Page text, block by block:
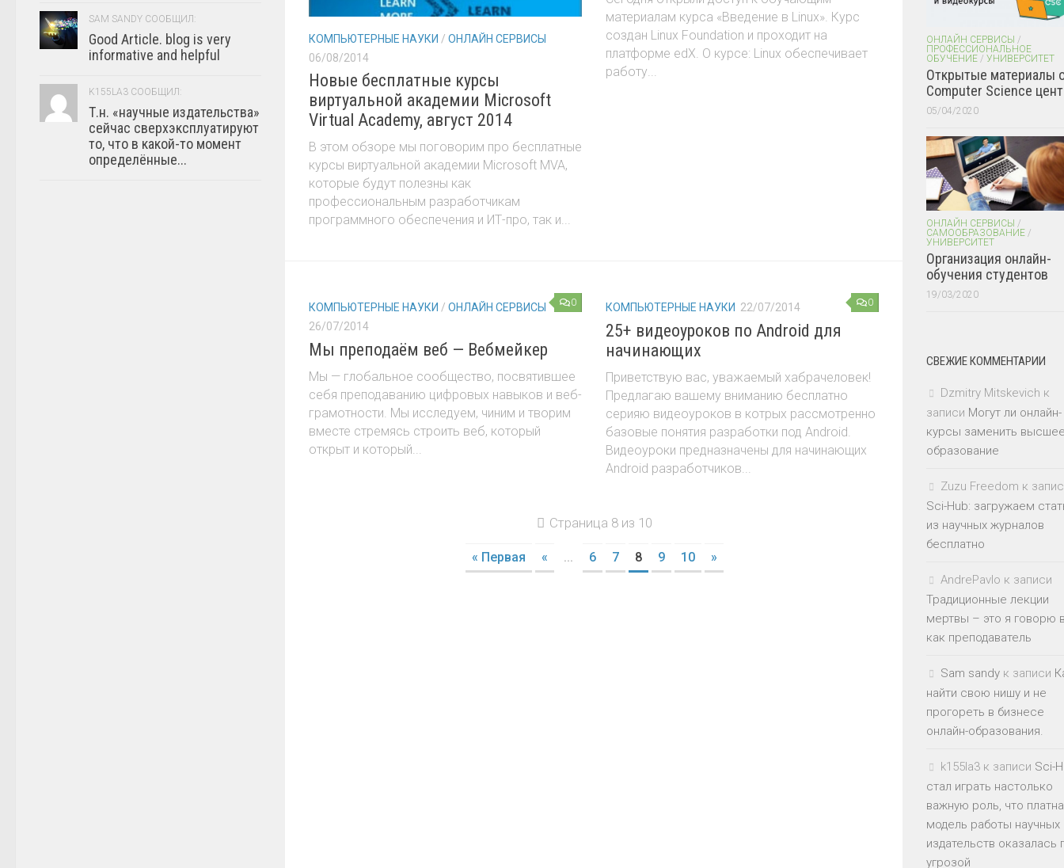
КОМПЬЮТЕРНЫЕ НАУКИ / ОНЛАЙН СЕРВИСЫ
06/08/2014
Новые бесплатные курсы
виртуальной академии Microsoft
Virtual Academy, август 2014
В этом обзоре мы поговорим про бесплатные
курсы виртуальной академии Microsoft MVA,
которые будут полезны как
профессиональным разработчикам
программного обеспечения и ИТ-про, так и...
материалам курса «Введение в Linux». Курс
создан Linux Foundation и проходит на
платформе edX. О курсе: Linux обеспечивает
работу...
0
КОМПЬЮТЕРНЫЕ НАУКИ / ОНЛАЙН СЕРВИСЫ
26/07/2014
Мы преподаём веб — Вебмейкер
Мы — глобальное сообщество, посвятившее
себя преподаванию цифровых навыков и веб-
грамотности. Мы исследуем, чиним и творим
вместе стремясь строить веб, который
открыт и который...
0
КОМПЬЮТЕРНЫЕ НАУКИ 22/07/2014
25+ видеоуроков по Android для
начинающих
Приветствую вас, уважаемый хабрачеловек!
Предлагаю вашему вниманию бесплатно
серияю видеоуроков в котрых рассмотренно
базовые понятия разработки под Android.
Видеоуроки предназначены для начинающих
Android разработчиков...
Страница 8 из 10
« Первая « ... 6 7 8 9 10 »
SAM SANDY СООБЩИЛ:
Good Article. blog is very
informative and helpful
K155LA3 СООБЩИЛ:
Т.н. «научные издательства»
сейчас сверхэксплуатируют
то, что в какой-то момент
определённые...
ОНЛАЙН СЕРВИСЫ /
ПРОФЕССИОНАЛЬНОЕ
ОБУЧЕНИЕ / УНИВЕРСИТЕТ
Открытые материалы
Computer Science
05/04/2020
ОНЛАЙН СЕРВИСЫ /
САМООБРАЗОВАНИЕ /
УНИВЕРСИТЕТ
Организация онлайн-
обучения студентов
19/03/2020
СВЕЖИЕ КОММЕНТАРИИ
Dzmitry Mitskevich к
записи Могут ли онлайн-
курсы заменить
образование
Zuzu Freedom к
Sci-Hub: загружаем
из научных журналов
бесплатно
AndrePavlo к записи
Традиционные лекции
мертвы – это я говорю
как преподаватель
Sam sandy к записи
найти свою нишу и не
прогореть в бизнесе
онлайн-образования.
k155la3 к записи Sci-
стал играть настолько
важную роль, что
модель работы научных
издательств оказалась
угрозой